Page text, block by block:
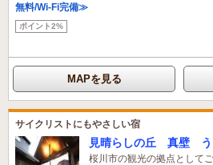
無料/Wi-Fi完備≫
ポイント2%
MAPを見る
サイクリストにもやさしい宿
見晴らしの丘 真壁 う
桜川市の観光の拠点として